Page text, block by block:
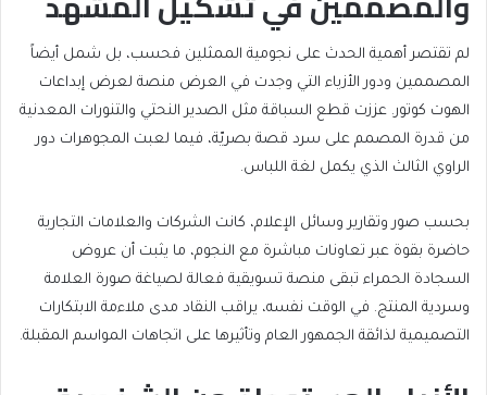
لم تقتصر أهمية الحدث على نجومية الممثلين فحسب، بل شمل أيضاً
المصممين ودور الأزياء التي وجدت في العرض منصة لعرض إبداعات
الهوت كوتور. عززت قطع السباقة مثل الصدير النحتي والتنورات المعدنية
من قدرة المصمم على سرد قصة بصريّة، فيما لعبت المجوهرات دور
الراوي الثالث الذي يكمل لغة اللباس.
بحسب صور وتقارير وسائل الإعلام، كانت الشركات والعلامات التجارية
حاضرة بقوة عبر تعاونات مباشرة مع النجوم، ما يثبت أن عروض
السجادة الحمراء تبقى منصة تسويقية فعالة لصياغة صورة العلامة
وسردية المنتج. في الوقت نفسه، يراقب النقاد مدى ملاءمة الابتكارات
التصميمية لذائقة الجمهور العام وتأثيرها على اتجاهات المواسم المقبلة.